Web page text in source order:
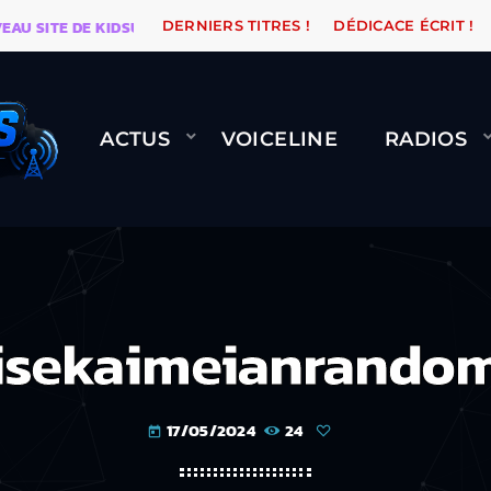
DE KIDSUNE WARÉTRO ORANGE ROAD QUI
DERNIERS TITRES ! DÉDICACE ÉCRIT !
ACTUS VOICELINE RADIOS
today 17/05/2024 24